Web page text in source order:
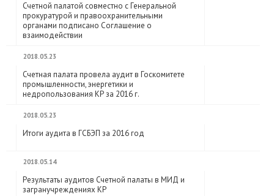
Счетной палатой совместно с Генеральной
прокуратурой и правоохранительными
органами подписано Соглашение о
взаимодействии
2018.05.23
Счетная палата провела аудит в Госкомитете
промышленности, энергетики и
недропользования КР за 2016 г.
2018.05.23
Итоги аудита в ГСБЭП за 2016 год
2018.05.14
Результаты аудитов Счетной палаты в МИД и
загранучреждениях КР